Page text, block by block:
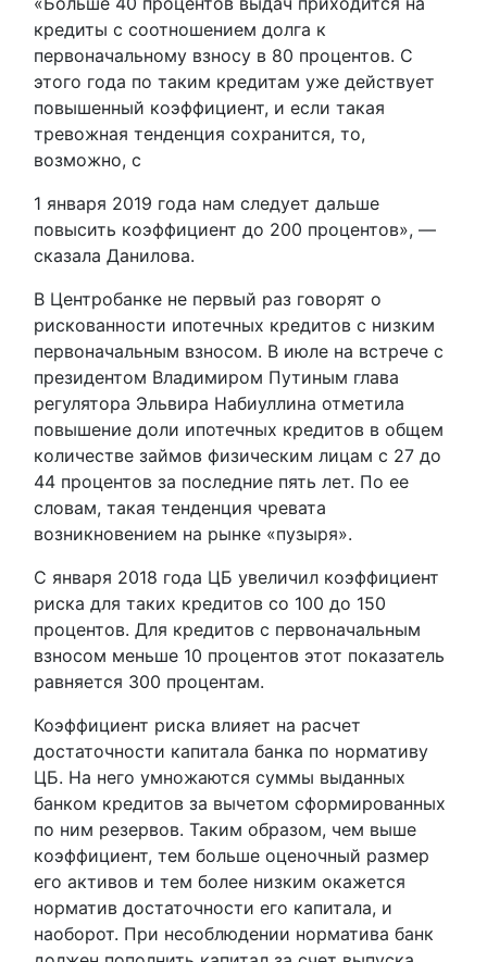
кредиты с соотношением долга к
первоначальному взносу в 80 процентов. С
этого года по таким кредитам уже действует
повышенный коэффициент, и если такая
тревожная тенденция сохранится, то,
возможно, с
1 января 2019 года нам следует дальше
повысить коэффициент до 200 процентов», —
сказала Данилова.
В Центробанке не первый раз говорят о
рискованности ипотечных кредитов с низким
первоначальным взносом. В июле на встрече с
президентом Владимиром Путиным глава
регулятора Эльвира Набиуллина отметила
повышение доли ипотечных кредитов в общем
количестве займов физическим лицам с 27 до
44 процентов за последние пять лет. По ее
словам, такая тенденция чревата
возникновением на рынке «пузыря».
С января 2018 года ЦБ увеличил коэффициент
риска для таких кредитов со 100 до 150
процентов. Для кредитов с первоначальным
взносом меньше 10 процентов этот показатель
равняется 300 процентам.
Коэффициент риска влияет на расчет
достаточности капитала банка по нормативу
ЦБ. На него умножаются суммы выданных
банком кредитов за вычетом сформированных
по ним резервов. Таким образом, чем выше
коэффициент, тем больше оценочный размер
его активов и тем более низким окажется
норматив достаточности его капитала, и
наоборот. При несоблюдении норматива банк